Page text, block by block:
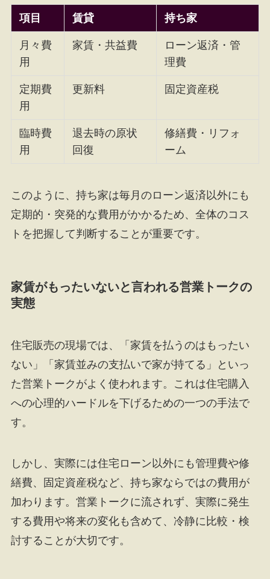
項目 賃貸 持ち家
月々費
用
家賃・共益費
ローン返済・管
理費
定期費
用
更新料 固定資産税
臨時費
用
退去時の原状
回復
修繕費・リフォ
ーム
このように、持ち家は毎月のローン返済以外にも
定期的・突発的な費用がかかるため、全体のコス
トを把握して判断することが重要です。
家賃がもったいないと言われる営業トークの
実態
住宅販売の現場では、「家賃を払うのはもったい
ない」「家賃並みの支払いで家が持てる」といっ
た営業トークがよく使われます。これは住宅購入
への心理的ハードルを下げるための一つの手法で
す。
しかし、実際には住宅ローン以外にも管理費や修
繕費、固定資産税など、持ち家ならではの費用が
加わります。営業トークに流されず、実際に発生
する費用や将来の変化も含めて、冷静に比較・検
討することが大切です。